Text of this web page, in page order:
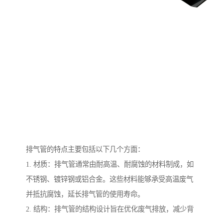
排气管的特点主要包括以下几个方面：
1. 材质：排气管通常由耐高温、耐腐蚀的材料制成，如
不锈钢、镀锌钢或铝合金。这些材料能够承受高温废气
并抵抗腐蚀，延长排气管的使用寿命。
2. 结构：排气管的结构设计旨在优化废气排放，减少背